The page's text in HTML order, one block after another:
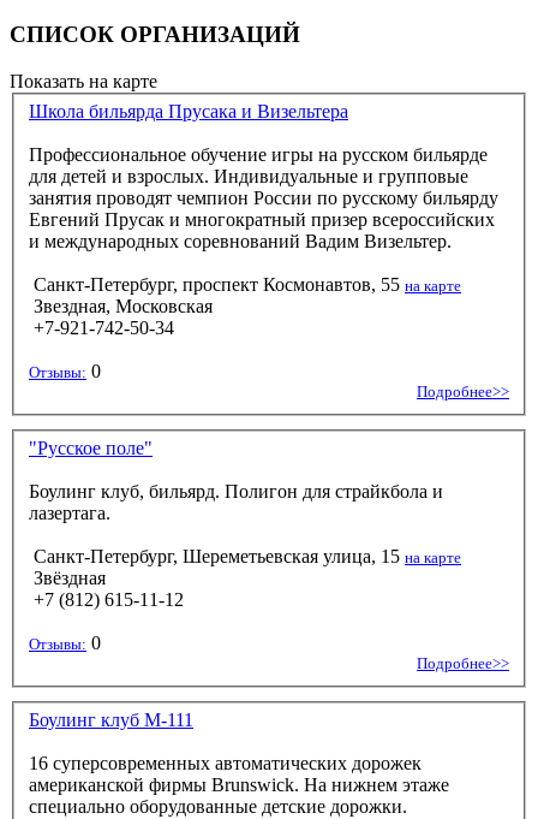
СПИСОК ОРГАНИЗАЦИЙ
Показать на карте
Школа бильярда Прусака и Визельтера
Профессиональное обучение игры на русском бильярде
для детей и взрослых. Индивидуальные и групповые
занятия проводят чемпион России по русскому бильярду
Евгений Прусак и многократный призер всероссийских
и международных соревнований Вадим Визельтер.
Санкт-Петербург, проспект Космонавтов, 55 на карте
Звездная, Московская
+7-921-742-50-34
Отзывы: 0
Подробнее>>
"Русское поле"
Боулинг клуб, бильярд. Полигон для страйкбола и
лазертага.
Санкт-Петербург, Шереметьевская улица, 15 на карте
Звёздная
+7 (812) 615-11-12
Отзывы: 0
Подробнее>>
Боулинг клуб М-111
16 суперсовременных автоматических дорожек
американской фирмы Brunswick. На нижнем этаже
специально оборудованные детские дорожки.